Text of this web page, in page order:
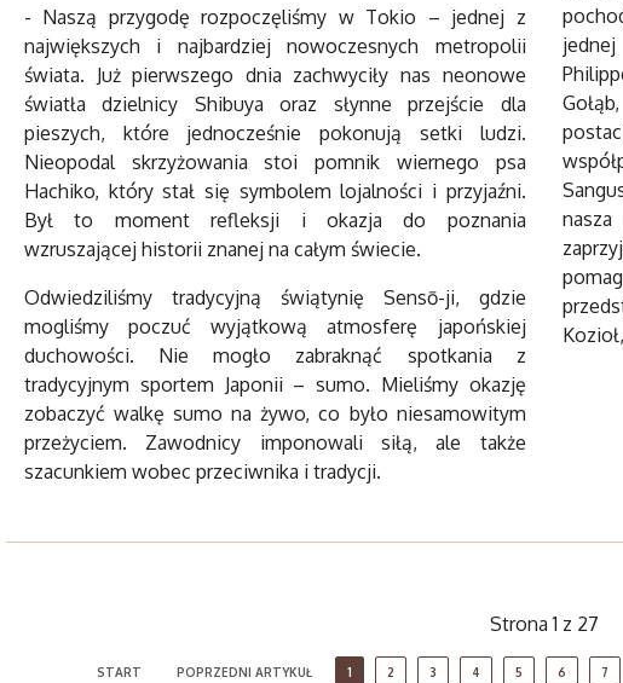
- Naszą przygodę rozpoczęliśmy w Tokio – jednej z
największych i najbardziej nowoczesnych metropolii
świata. Już pierwszego dnia zachwyciły nas neonowe
światła dzielnicy Shibuya oraz słynne przejście dla
pieszych, które jednocześnie pokonują setki ludzi.
Nieopodal skrzyżowania stoi pomnik wiernego psa
Hachiko, który stał się symbolem lojalności i przyjaźni.
Był to moment refleksji i okazja do poznania
wzruszającej historii znanej na całym świecie.
Odwiedziliśmy tradycyjną świątynię Sensō-ji, gdzie
mogliśmy poczuć wyjątkową atmosferę japońskiej
duchowości. Nie mogło zabraknąć spotkania z
tradycyjnym sportem Japonii – sumo. Mieliśmy okazję
zobaczyć walkę sumo na żywo, co było niesamowitym
przeżyciem. Zawodnicy imponowali siłą, ale także
szacunkiem wobec przeciwnika i tradycji.
Strona 1 z 27
START POPRZEDNI ARTYKUŁ 1 2 3 4 5 6 7